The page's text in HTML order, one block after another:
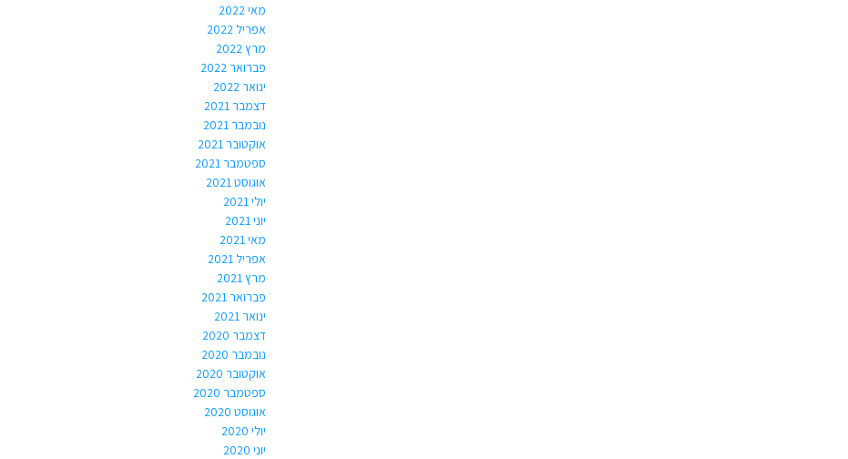
מאי 2022
אפריל 2022
מרץ 2022
פברואר 2022
ינואר 2022
דצמבר 2021
נובמבר 2021
אוקטובר 2021
ספטמבר 2021
אוגוסט 2021
יולי 2021
יוני 2021
מאי 2021
אפריל 2021
מרץ 2021
פברואר 2021
ינואר 2021
דצמבר 2020
נובמבר 2020
אוקטובר 2020
ספטמבר 2020
אוגוסט 2020
יולי 2020
יוני 2020